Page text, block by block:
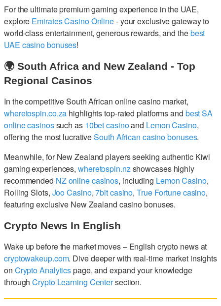
For the ultimate premium gaming experience in the UAE,
explore Emirates Casino Online- your exclusive gateway to
world-class entertainment, generous rewards, and thebest
UAE casino bonuses!
🌍 South Africa and New Zealand - Top
Regional Casinos
In the competitive South African online casino market,
wheretospin.co.za highlights top-rated platforms and best SA
online casinossuch as 10bet casinoand Lemon Casino,
offering the most lucrativeSouth African casino bonuses.
Meanwhile, for New Zealand players seeking authentic Kiwi
gaming experiences, wheretospin.nzshowcases highly
recommended NZ online casinos, including Lemon Casino,
Rolling Slots, Joo Casino,7bit casino,True Fortune casino,
featuring exclusive New Zealand casino bonuses.
Crypto News In English
Wake up before the market moves – English crypto news at
cryptowakeup.com. Dive deeper with real-time market insights
on Crypto Analyticspage, and expand your knowledge
throughCrypto Learning Centersection.